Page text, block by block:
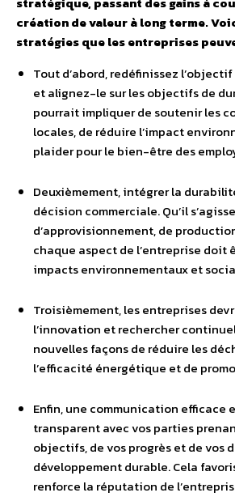
création de valeur à long terme.
stratégies que les entreprises
Tout d’abord, redéfinissez
et alignez-le sur les objectifs de
pourrait impliquer de soutenir les
locales, de réduire l’impact
plaider pour le bien-être des
Deuxièmement, intégrer la
décision commerciale. Qu’il s’agisse
d’approvisionnement, de
chaque aspect de l’entreprise doit
impacts environnementaux et
Troisièmement, les entreprises
l’innovation et rechercher
nouvelles façons de réduire les
l’efficacité énergétique et de
Enfin, une communication efficace
transparent avec vos parties
objectifs, de vos progrès et de vos
développement durable. Cela
renforce la réputation de